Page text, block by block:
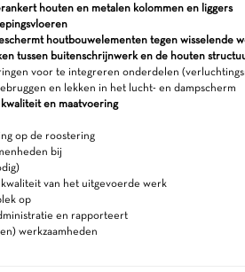
houten en metalen kolommen en liggers
houtbouwelementen tegen wisselende
tussen buitenschrijnwerk en de houten
voor te integreren onderdelen
en lekken in het lucht- en dampscherm
en maatvoering
op de roostering
bij
van het uitgevoerde werk
op
en rapporteert
werkzaamheden